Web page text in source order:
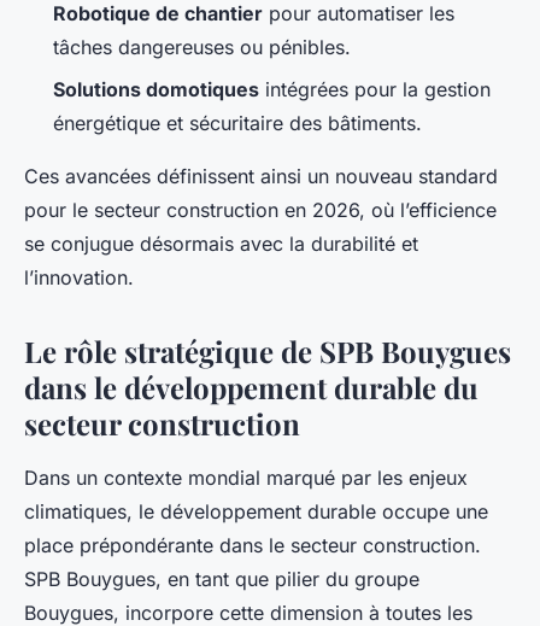
Robotique de chantier pour automatiser les
tâches dangereuses ou pénibles.
Solutions domotiques intégrées pour la gestion
énergétique et sécuritaire des bâtiments.
Ces avancées définissent ainsi un nouveau standard
pour le secteur construction en 2026, où l’efficience
se conjugue désormais avec la durabilité et
l’innovation.
Le rôle stratégique de SPB Bouygues
dans le développement durable du
secteur construction
Dans un contexte mondial marqué par les enjeux
climatiques, le développement durable occupe une
place prépondérante dans le secteur construction.
SPB Bouygues, en tant que pilier du groupe
Bouygues, incorpore cette dimension à toutes les